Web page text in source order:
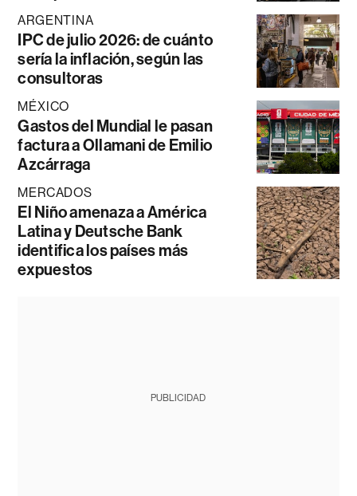
ARGENTINA
IPC de julio 2026: de cuánto
sería la inflación, según las
consultoras
MÉXICO
Gastos del Mundial le pasan
factura a Ollamani de Emilio
Azcárraga
MERCADOS
El Niño amenaza a América
Latina y Deutsche Bank
identifica los países más
expuestos
PUBLICIDAD